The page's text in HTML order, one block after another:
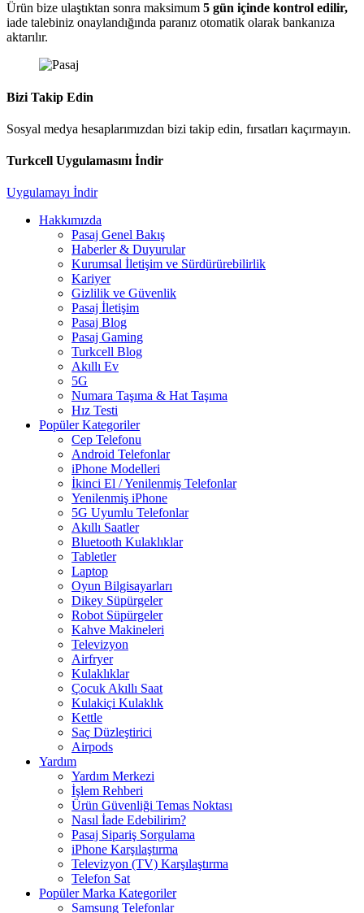
Ürün bize ulaştıktan sonra maksimum 5 gün içinde kontrol edilir,
iade talebiniz onaylandığında paranız otomatik olarak bankanıza
aktarılır.
Bizi Takip Edin
Sosyal medya hesaplarımızdan bizi takip edin, fırsatları kaçırmayın.
Turkcell Uygulamasını İndir
Uygulamayı İndir
Hakkımızda
Pasaj Genel Bakış
Haberler & Duyurular
Kurumsal İletişim ve Sürdürürebilirlik
Kariyer
Gizlilik ve Güvenlik
Pasaj İletişim
Pasaj Blog
Pasaj Gaming
Turkcell Blog
Akıllı Ev
5G
Numara Taşıma & Hat Taşıma
Hız Testi
Popüler Kategoriler
Cep Telefonu
Android Telefonlar
iPhone Modelleri
İkinci El / Yenilenmiş Telefonlar
Yenilenmiş iPhone
5G Uyumlu Telefonlar
Akıllı Saatler
Bluetooth Kulaklıklar
Tabletler
Laptop
Oyun Bilgisayarları
Dikey Süpürgeler
Robot Süpürgeler
Kahve Makineleri
Televizyon
Airfryer
Kulaklıklar
Çocuk Akıllı Saat
Kulakiçi Kulaklık
Kettle
Saç Düzleştirici
Airpods
Yardım
Yardım Merkezi
İşlem Rehberi
Ürün Güvenliği Temas Noktası
Nasıl İade Edebilirim?
Pasaj Sipariş Sorgulama
iPhone Karşılaştırma
Televizyon (TV) Karşılaştırma
Telefon Sat
Popüler Marka Kategoriler
Samsung Telefonlar